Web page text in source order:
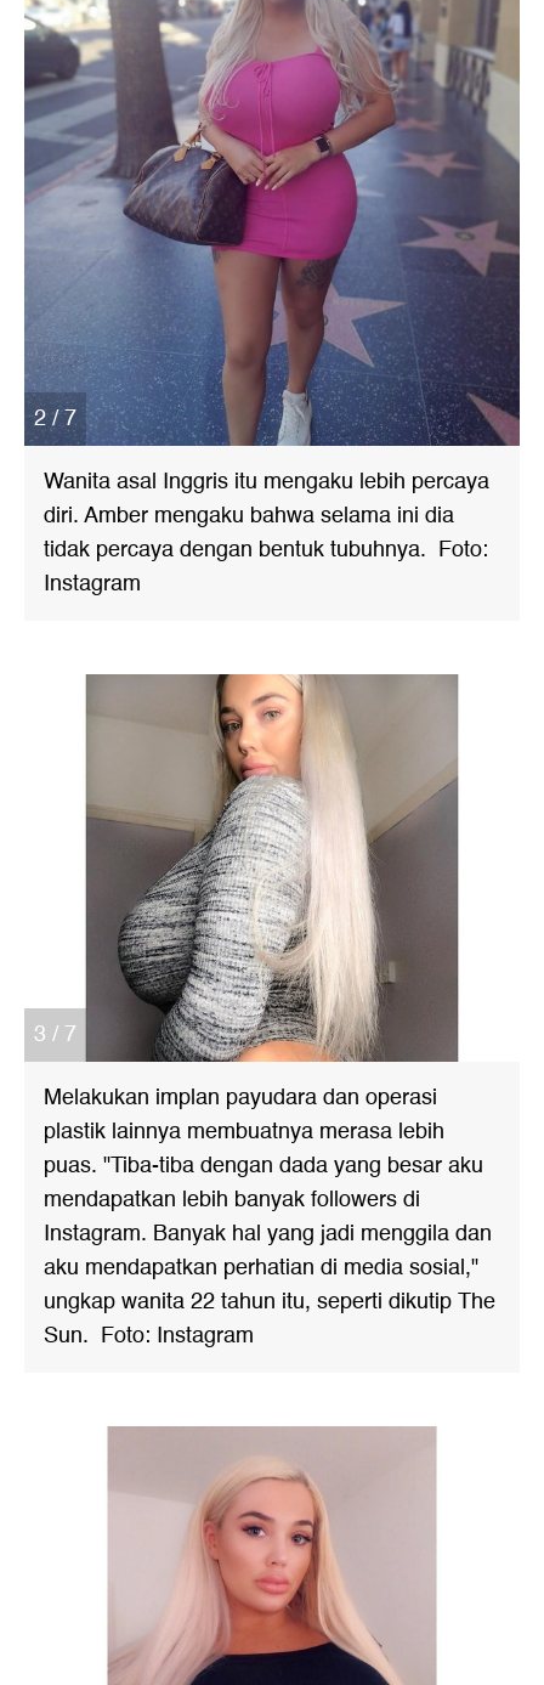
2 / 7
Wanita asal Inggris itu mengaku lebih percaya
diri. Amber mengaku bahwa selama ini dia
tidak percaya dengan bentuk tubuhnya. Foto:
Instagram
3 / 7
Melakukan implan payudara dan operasi
plastik lainnya membuatnya merasa lebih
puas. "Tiba-tiba dengan dada yang besar aku
mendapatkan lebih banyak followers di
Instagram. Banyak hal yang jadi menggila dan
aku mendapatkan perhatian di media sosial,"
ungkap wanita 22 tahun itu, seperti dikutip The
Sun. Foto: Instagram